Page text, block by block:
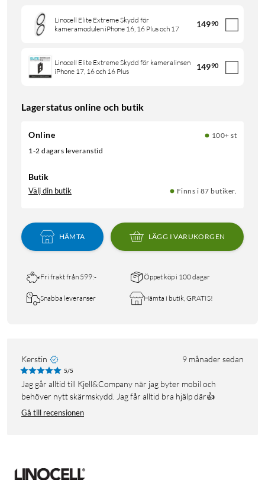
Linocell Elite Extreme Skydd för
kameramodulen iPhone 16, 16 Plus och 17
14990
Linocell Elite Extreme Skydd för kameralinsen
iPhone 17, 16 och 16 Plus
14990
Lagerstatus online och butik
Online
100+ st
1-2 dagars leveranstid
Butik
Välj din butik Finns i 87 butiker.
HÄMTA LÄGG I VARUKORGEN
Fri frakt från 599:- Öppet köp i 100 dagar
Snabba leveranser Hämta i butik, GRATIS!
Kerstin 9 månader sedan
5/5
Jag går alltid till Kjell&Company när jag byter mobil och
behöver nytt skärmskydd. Jag får alltid bra hjälp där👍
Gå till recensionen